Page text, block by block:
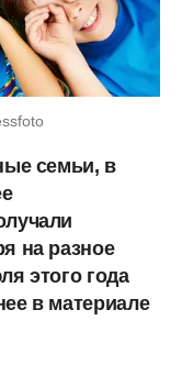
семьи, в
на разное
этого года
в материале